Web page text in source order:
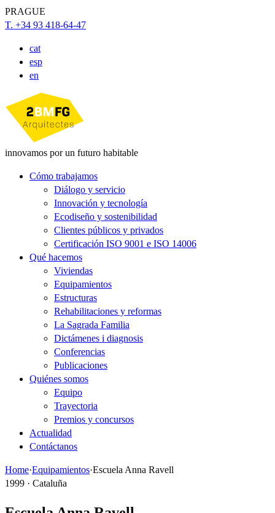
PRAGUE
T. +34 93 418-64-47
cat
esp
en
innovamos por un futuro habitable
Cómo trabajamos
Diálogo y servicio
Innovación y tecnología
Ecodiseño y sostenibilidad
Clientes públicos y privados
Certificación ISO 9001 e ISO 14006
Qué hacemos
Viviendas
Equipamientos
Estructuras
Rehabilitaciones y reformas
La Sagrada Familia
Dictámenes i diagnosis
Conferencias
Publicaciones
Quiénes somos
Equipo
Trayectoria
Premios y concursos
Actualidad
Contáctanos
Home·Equipamientos·Escuela Anna Ravell
1999 · Cataluña